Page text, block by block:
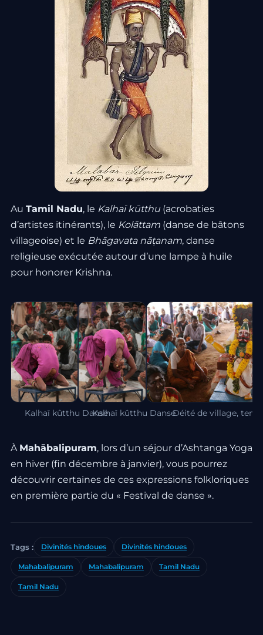
Au Tamil Nadu, le Kalhaï kūtthu (acrobaties
d’artistes itinérants), le Kolāttam (danse de bâtons
villageoise) et le Bhāgavata nāṭanam, danse
religieuse exécutée autour d’une lampe à huile
pour honorer Krishna.
Kalhaï kûtthu DanseKalhaï kûtthu DanseDéité de village,
À Mahābalipuram, lors d’un séjour d’Ashtanga Yoga
en hiver (fin décembre à janvier), vous pourrez
découvrir certaines de ces expressions folkloriques
en première partie du « Festival de danse ».
Tags : Divinités hindoues Divinités hindoues
Mahabalipuram Mahabalipuram Tamil Nadu
Tamil Nadu